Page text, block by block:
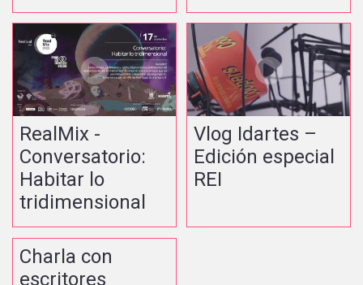
RealMix -
Conversatorio:
Habitar lo
tridimensional
Vlog Idartes –
Edición especial
REI
Charla con
escritores